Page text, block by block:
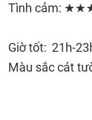
Tình cảm:
Giờ tốt: 21h-
Màu sắc cát